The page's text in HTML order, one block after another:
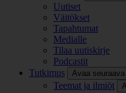
Uutiset
Väitökset
Tapahtumat
Medialle
Tilaa uutiskirje
Podcastit
Tutkimus
Avaa
Teemat ja ilmiöt